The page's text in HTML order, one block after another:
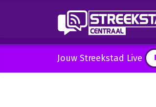
Jouw Streekstad Live